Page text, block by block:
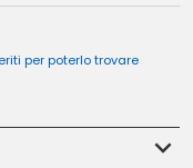
per poterlo trovare